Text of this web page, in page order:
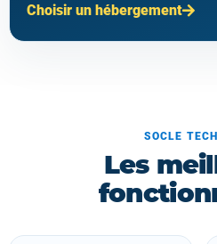
Choisir un hébergement
SOCLE
Les